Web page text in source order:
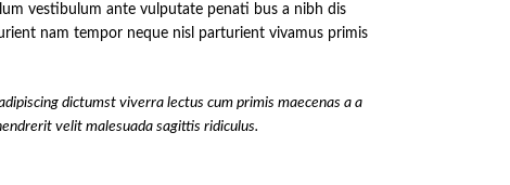
vestibulum ante vulputate penati bus a nibh dis
nam tempor neque nisl parturient vivamus primis
dictumst viverra lectus cum primis maecenas a a
velit malesuada sagittis ridiculus.